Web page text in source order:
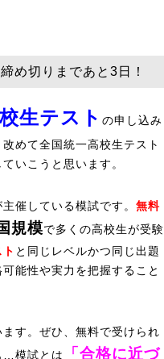
め切りまであと3日！
生テスト の申し込み
めて全国統一高校生テスト
いこうと思います。
催している模試です。 無料
規模で多くの高校生が受験
と同じレベルかつ同じ出題
能性や実力を把握すること
す。ぜひ、無料で受けられ
…模試とは
「合格に近づ